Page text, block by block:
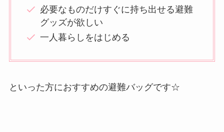
必要なものだけすぐに持ち出せる避難
グッズが欲しい
一人暮らしをはじめる
といった方におすすめの避難バッグです☆